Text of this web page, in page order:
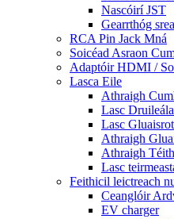
Nascóirí JST
Gearrthóg
RCA Pin Jack Mná
Soicéad Asraon
Adaptóir HDMI /
Lasca Eile
Athraigh
Lasc
Lasc
Athraigh
Athraigh
Lasc
Feithicil leictreach
Ceanglóir
EV charger